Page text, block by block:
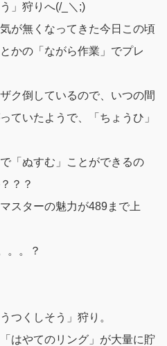
」狩りへ(/_＼;)
が無くなってきた今日この頃
かの「ながら作業」でプレ
ク倒しているので、いつの間
ていたようで、
「ちょうひ」
「ぬすむ」ことができるの
？？
スターの魅力が489まで上
。。？
つくしそう」狩り。
はやてのリング」が大量に貯